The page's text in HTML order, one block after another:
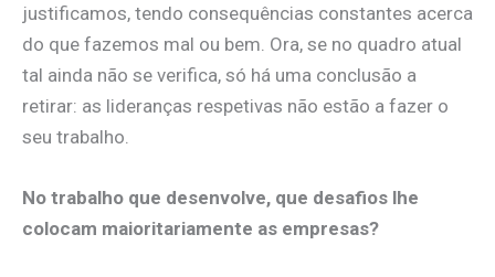
justificamos, tendo consequências constantes acerca
do que fazemos mal ou bem. Ora, se no quadro atual
tal ainda não se verifica, só há uma conclusão a
retirar: as lideranças respetivas não estão a fazer o
seu trabalho.
No trabalho que desenvolve, que desafios lhe
colocam maioritariamente as empresas?